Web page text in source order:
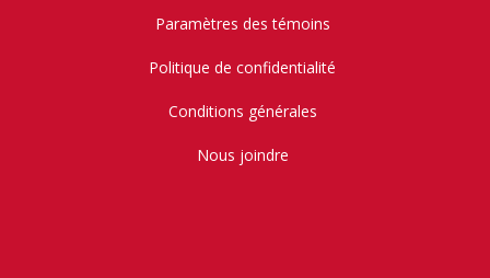
Paramètres des témoins
Politique de confidentialité
Conditions générales
Nous joindre